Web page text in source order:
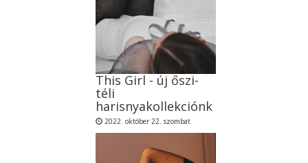
This Girl - új őszi-
téli
harisnyakollekciónk
2022. október 22. szombat